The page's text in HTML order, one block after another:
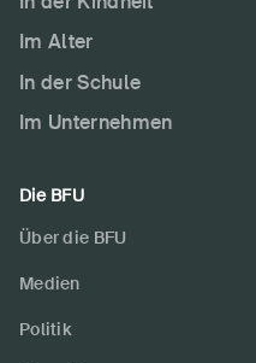
Im Alter
In der Schule
Im Unternehmen
Die BFU
Über die BFU
Medien
Politik